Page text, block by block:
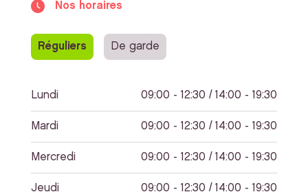
Nos horaires
Réguliers De garde
Lundi 09:00 - 12:30 / 14:00 - 19:30
Mardi 09:00 - 12:30 / 14:00 - 19:30
Mercredi 09:00 - 12:30 / 14:00 - 19:30
Jeudi 09:00 - 12:30 / 14:00 - 19:30